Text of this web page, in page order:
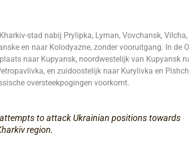
stad nabij Prylipka, Lyman, Vovchansk, Vilcha,
en naar Kolodyazne, zonder vooruitgang. In de
naar Kupyansk, noordwestelijk van Kupyansk
en zuidoostelijk naar Kurylivka en
oversteekpogingen voorkomt.
to attack Ukrainian positions towards
region.